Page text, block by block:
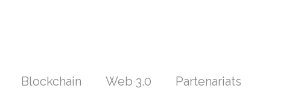
Blockchain Web 3.0 Partenariats